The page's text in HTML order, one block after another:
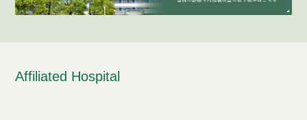
Affiliated Hospital